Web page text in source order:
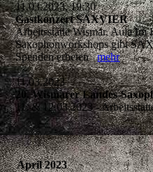
11.03.2023, 19:30
Gastkonzert SAXVIER
Arbeitsstätte Wismar, Aula Im
Saxophonworkshops gibt
Spenden erbetenmehr
11.03.2023
20. Wismarer Landes-
11. & 12.03.2023 -
April 2023